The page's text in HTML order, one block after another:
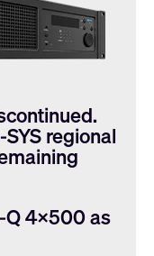
regional
Q 4x500 as